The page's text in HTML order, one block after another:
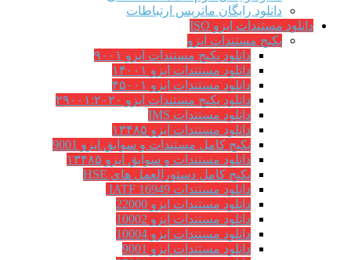
دانلود رایگان ماتریس ارتباطات
دانلود مستندات ایزو ISO
پکیج مستندات ایزو
دانلود پکیج مستندات ایزو ۹۰۰۱
دانلود مستندات ایزو ۱۴۰۰۱
دانلود مستندات ایزو ۴۵۰۰۱
دانلود پکیج مستندات ایزو ۲۹۰۰۱:۲۰۲۰
دانلود مستندات IMS
دانلود مستندات ایزو ۱۳۴۸۵
پکیج کامل مستندات و سوابق ایزو 9001
دانلود مستندات و سوابق ایزو ۱۳۴۸۵
پکیج کامل دستورالعمل های HSE
دانلود مستندات IATF 16949
دانلود مستندات ایزو 22000
دانلود مستندات ایزو 10002
دانلود مستندات ایزو 10004
دانلود مستندات ایزو 9001